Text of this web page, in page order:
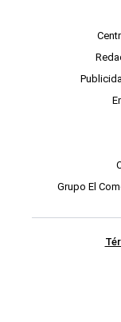
Grupo El